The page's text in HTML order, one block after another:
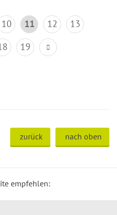
10 11 12
13
19
zurück nach oben
empfehlen: